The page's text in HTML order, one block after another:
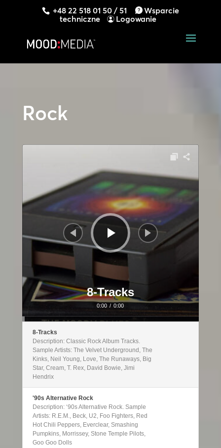
+48 22 518 01 50 / 51
Wsparcie
techniczne
Logowanie
Rock
Odtwarzacz
8-Tracks
0:00 / 0:00
8-Tracks
Description: Classic Rock Album Tracks.
Sample Artists: The Velvet Underground, The
Kinks, Neil Young, Love, The Runaways, Big
Star, Cream, T. Rex, David Bowie, Jimi
Hendrix
'90s Alternative Rock
Description: ‘90s Alternative Rock. Sample
Artists: R.E.M., Beck, U2, Foo Fighters, Red
Hot Chili Peppers, Everclear, Smashing
Pumpkins, Morrissey, Stone Temple Pilots,
Goo Goo Dolls